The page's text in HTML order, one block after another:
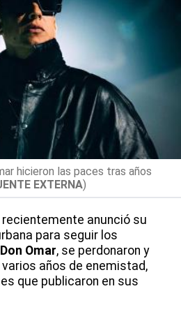
hicieron las paces tras años
EXTERNA)
recientemente anunció su
para seguir los
Don Omar, se perdonaron y
años de enemistad,
que publicaron en sus